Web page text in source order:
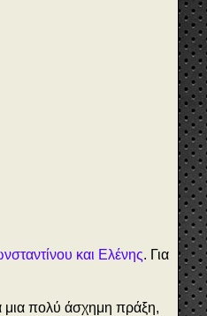
και Ελένης. Για
μια πολύ άσχημη πράξη,